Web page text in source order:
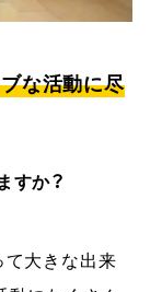
な活動に尽
すか？
大きな出来